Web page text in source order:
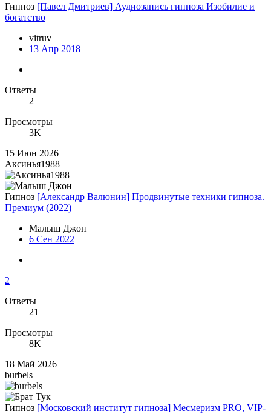
Гипноз [Павел Дмитриев] Аудиозапись гипноза Изобилие и
богатство
vitruv
13 Апр 2018
Ответы
2
Просмотры
3K
15 Июн 2026
Аксинья1988
Гипноз [Александр Валюнин] Продвинутые техники гипноза.
Премиум (2022)
Малыш Джон
6 Сен 2022
2
Ответы
21
Просмотры
8K
18 Май 2026
burbels
Гипноз [Московский институт гипноза] Месмеризм PRO, VIP-